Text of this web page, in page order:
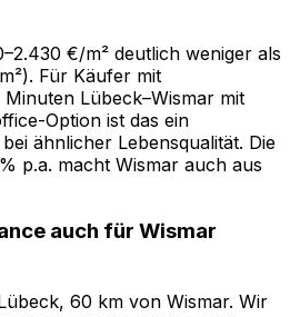
€/m² deutlich weniger als
Für Käufer mit
Lübeck–Wismar mit
Option ist das ein
ähnlicher Lebensqualität. Die
p.a. macht Wismar auch aus
auch für Wismar
60 km von Wismar. Wir